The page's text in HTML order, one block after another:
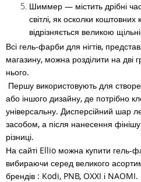
Шиммер — містить дрібні
світлі, як осколки
відрізняється великою
Всі гель-фарби для нігтів,
магазину, можна розділити на дві
нього.
Першу використовують для
або іншого дизайну, де потрібно
універсальну. Дисперсійний шар
засобом, а після нанесення
різниці.
На сайті Ellio можна купити гель-
вибираючи серед великого
брендів : Kodi, PNB, OXXI і